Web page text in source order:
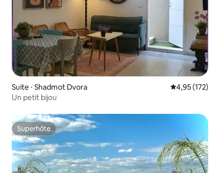
Suite ⋅ Shadmot Dvora Évaluation
4,95 (172)
Un petit bijou
Superhôte
Superhôte